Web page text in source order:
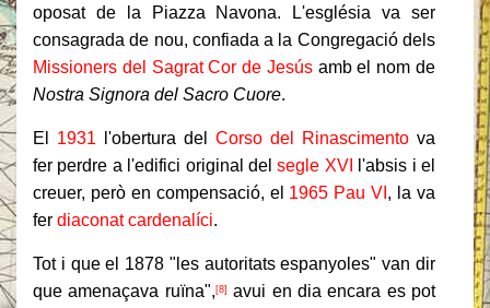
oposat de la Piazza Navona. L'església va ser
consagrada de nou, confiada a la Congregació dels
Missioners del Sagrat Cor de Jesúsamb el nom de
Nostra Signora del Sacro Cuore.
El 1931 l'obertura del Corso del Rinascimento va
fer perdre a l'edifici original delsegle XVI
l'absis i el
creuer, però en compensació, el 1965 Pau VI , la va
fer diaconat cardenalíci.
Tot i que el 1878 "les autoritats espanyoles" van dir
que amenaçava ruïna", [8]
avui en dia encara es pot